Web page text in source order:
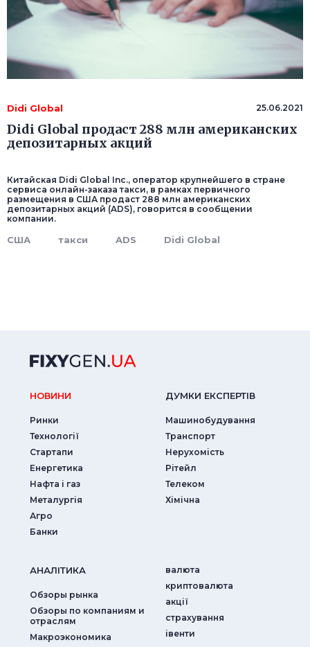
Didi Global 25.06.2021
Didi Global продаст 288 млн американских
депозитарных акций
Китайская Didi Global Inc., оператор крупнейшего в стране
сервиса онлайн-заказа такси, в рамках первичного
размещения в США продаст 288 млн американских
депозитарных акций (ADS), говорится в сообщении
компании.
США такси ADS Didi Global
НОВИНИ
Ринки
Технології
Стартапи
Енергетика
Нафта і газ
Металургія
Агро
Банки
ДУМКИ ЕКСПЕРТIВ
Машинобудування
Транспорт
Нерухомість
Рітейл
Телеком
Хімічна
АНАЛIТИКА
Обзоры рынка
Обзоры по компаниям и
отраслям
Макроэкономика
валюта
криптовалюта
акції
страхування
iвенти